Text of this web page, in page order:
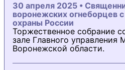
30 апреля 2025 •
воронежских огнеборцев
охраны России
Торжественное собрание
зале Главного
Воронежской области.